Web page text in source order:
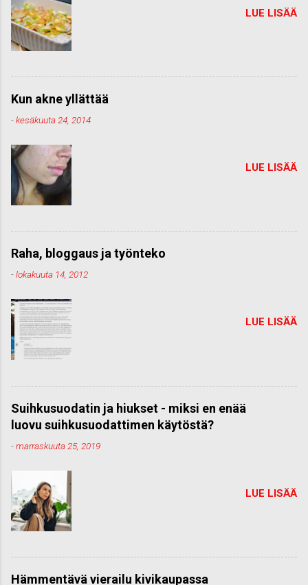
LUE LISÄÄ
Kun akne yllättää
-kesäkuuta 24, 2014
LUE LISÄÄ
Raha, bloggaus ja työnteko
-lokakuuta 14, 2012
LUE LISÄÄ
Suihkusuodatin ja hiukset - miksi en enää
luovu suihkusuodattimen käytöstä?
-marraskuuta 25, 2019
LUE LISÄÄ
Hämmentävä vierailu kivikaupassa